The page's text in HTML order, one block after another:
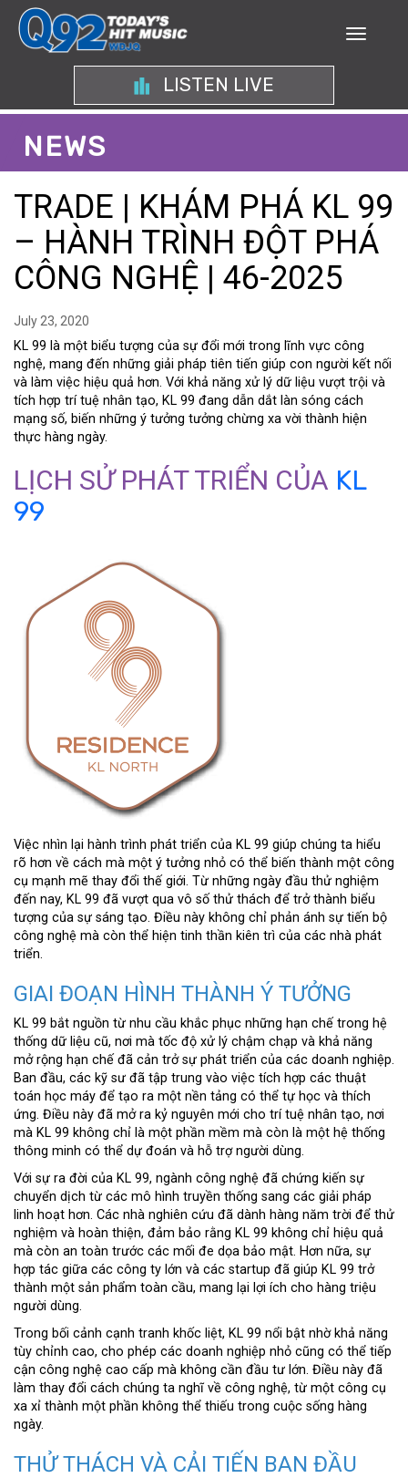
LISTEN LIVE
NEWS
TRADE | KHÁM PHÁ KL 99
– HÀNH TRÌNH ĐỘT PHÁ
CÔNG NGHỆ | 46-2025
July 23, 2020
KL 99 là một biểu tượng của sự đổi mới trong lĩnh vực công
nghệ, mang đến những giải pháp tiên tiến giúp con người kết nối
và làm việc hiệu quả hơn. Với khả năng xử lý dữ liệu vượt trội và
tích hợp trí tuệ nhân tạo, KL 99 đang dẫn dắt làn sóng cách
mạng số, biến những ý tưởng tưởng chừng xa vời thành hiện
thực hàng ngày.
LỊCH SỬ PHÁT TRIỂN CỦA KL
99
Việc nhìn lại hành trình phát triển của KL 99 giúp chúng ta hiểu
rõ hơn về cách mà một ý tưởng nhỏ có thể biến thành một công
cụ mạnh mẽ thay đổi thế giới. Từ những ngày đầu thử nghiệm
đến nay, KL 99 đã vượt qua vô số thử thách để trở thành biểu
tượng của sự sáng tạo. Điều này không chỉ phản ánh sự tiến bộ
công nghệ mà còn thể hiện tinh thần kiên trì của các nhà phát
triển.
GIAI ĐOẠN HÌNH THÀNH Ý TƯỞNG
KL 99 bắt nguồn từ nhu cầu khắc phục những hạn chế trong hệ
thống dữ liệu cũ, nơi mà tốc độ xử lý chậm chạp và khả năng
mở rộng hạn chế đã cản trở sự phát triển của các doanh nghiệp.
Ban đầu, các kỹ sư đã tập trung vào việc tích hợp các thuật
toán học máy để tạo ra một nền tảng có thể tự học và thích
ứng. Điều này đã mở ra kỷ nguyên mới cho trí tuệ nhân tạo, nơi
mà KL 99 không chỉ là một phần mềm mà còn là một hệ thống
thông minh có thể dự đoán và hỗ trợ người dùng.
Với sự ra đời của KL 99, ngành công nghệ đã chứng kiến sự
chuyển dịch từ các mô hình truyền thống sang các giải pháp
linh hoạt hơn. Các nhà nghiên cứu đã dành hàng năm trời để thử
nghiệm và hoàn thiện, đảm bảo rằng KL 99 không chỉ hiệu quả
mà còn an toàn trước các mối đe dọa bảo mật. Hơn nữa, sự
hợp tác giữa các công ty lớn và các startup đã giúp KL 99 trở
thành một sản phẩm toàn cầu, mang lại lợi ích cho hàng triệu
người dùng.
Trong bối cảnh cạnh tranh khốc liệt, KL 99 nổi bật nhờ khả năng
tùy chỉnh cao, cho phép các doanh nghiệp nhỏ cũng có thể tiếp
cận công nghệ cao cấp mà không cần đầu tư lớn. Điều này đã
làm thay đổi cách chúng ta nghĩ về công nghệ, từ một công cụ
xa xỉ thành một phần không thể thiếu trong cuộc sống hàng
ngày.
THỬ THÁCH VÀ CẢI TIẾN BAN ĐẦU